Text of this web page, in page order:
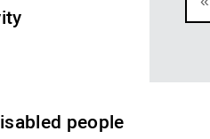
people